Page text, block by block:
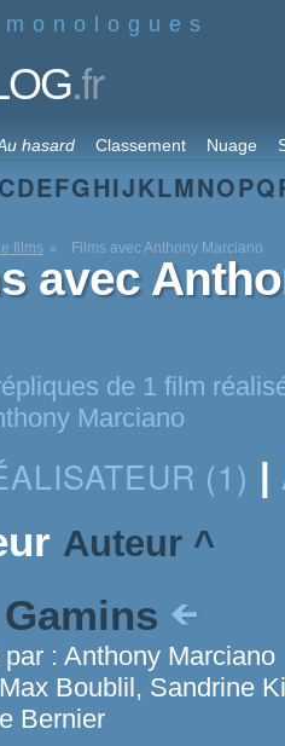
.fr
hasard Classement Nuage
CDEFGHIJKLMNOPQ
films Films avec Anthony Marciano
avec
de 1 film
Marciano
(1)
Auteur ^
: Anthony Marciano
Max Boublil, Sandrine
Bernier